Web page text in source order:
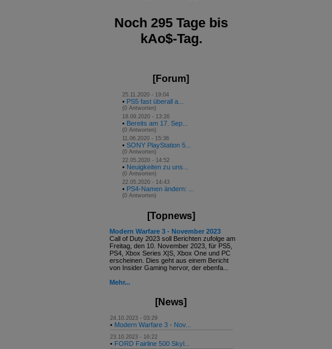
Noch 295 Tage bis
kAo$-Tag.
[Forum]
25.11.2020 - 19:04
• PS5 fast überall a...
(0 Antworten)
18.09.2020 - 13:26
• Bereits am 17. Sep...
(0 Antworten)
11.06.2020 - 15:36
• SONY PlayStation 5...
(0 Antworten)
22.05.2020 - 14:52
• Neuigkeiten zu uns...
(0 Antworten)
22.05.2020 - 14:43
• PS4-Namen ändern: ...
(0 Antworten)
[Topnews]
Modern Warfare 3 - November 2023
Call of Duty 2023 soll Berichten zufolge am
Freitag, den 10. November 2023, für PS5,
PS4, Xbox Series X|S, Xbox One und PC
erscheinen. Dies geht aus einem Bericht
von Insider Gaming hervor, der ebenfa...
Mehr...
[News]
24.10.2023 - 03:29
• Modern Warfare 3 - Nov...
23.10.2023 - 16:22
• FORD Fairline 500 Skyl...